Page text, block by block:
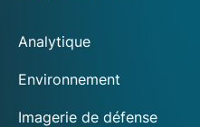
Analytique
Environnement
Imagerie de défense